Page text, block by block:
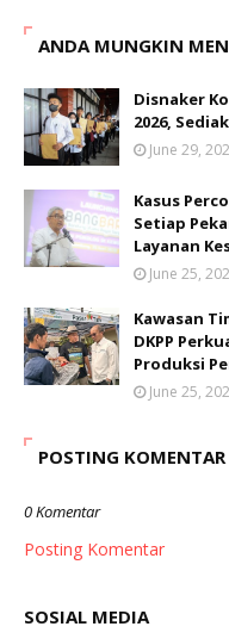
ANDA MUNGKIN
Disnaker
2026,
June 29,
Kasus
Setiap
Layanan
June 25,
Kawasan
DKPP
Produksi
June 25,
POSTING KOMENTAR
0 Komentar
Posting Komentar
SOSIAL MEDIA